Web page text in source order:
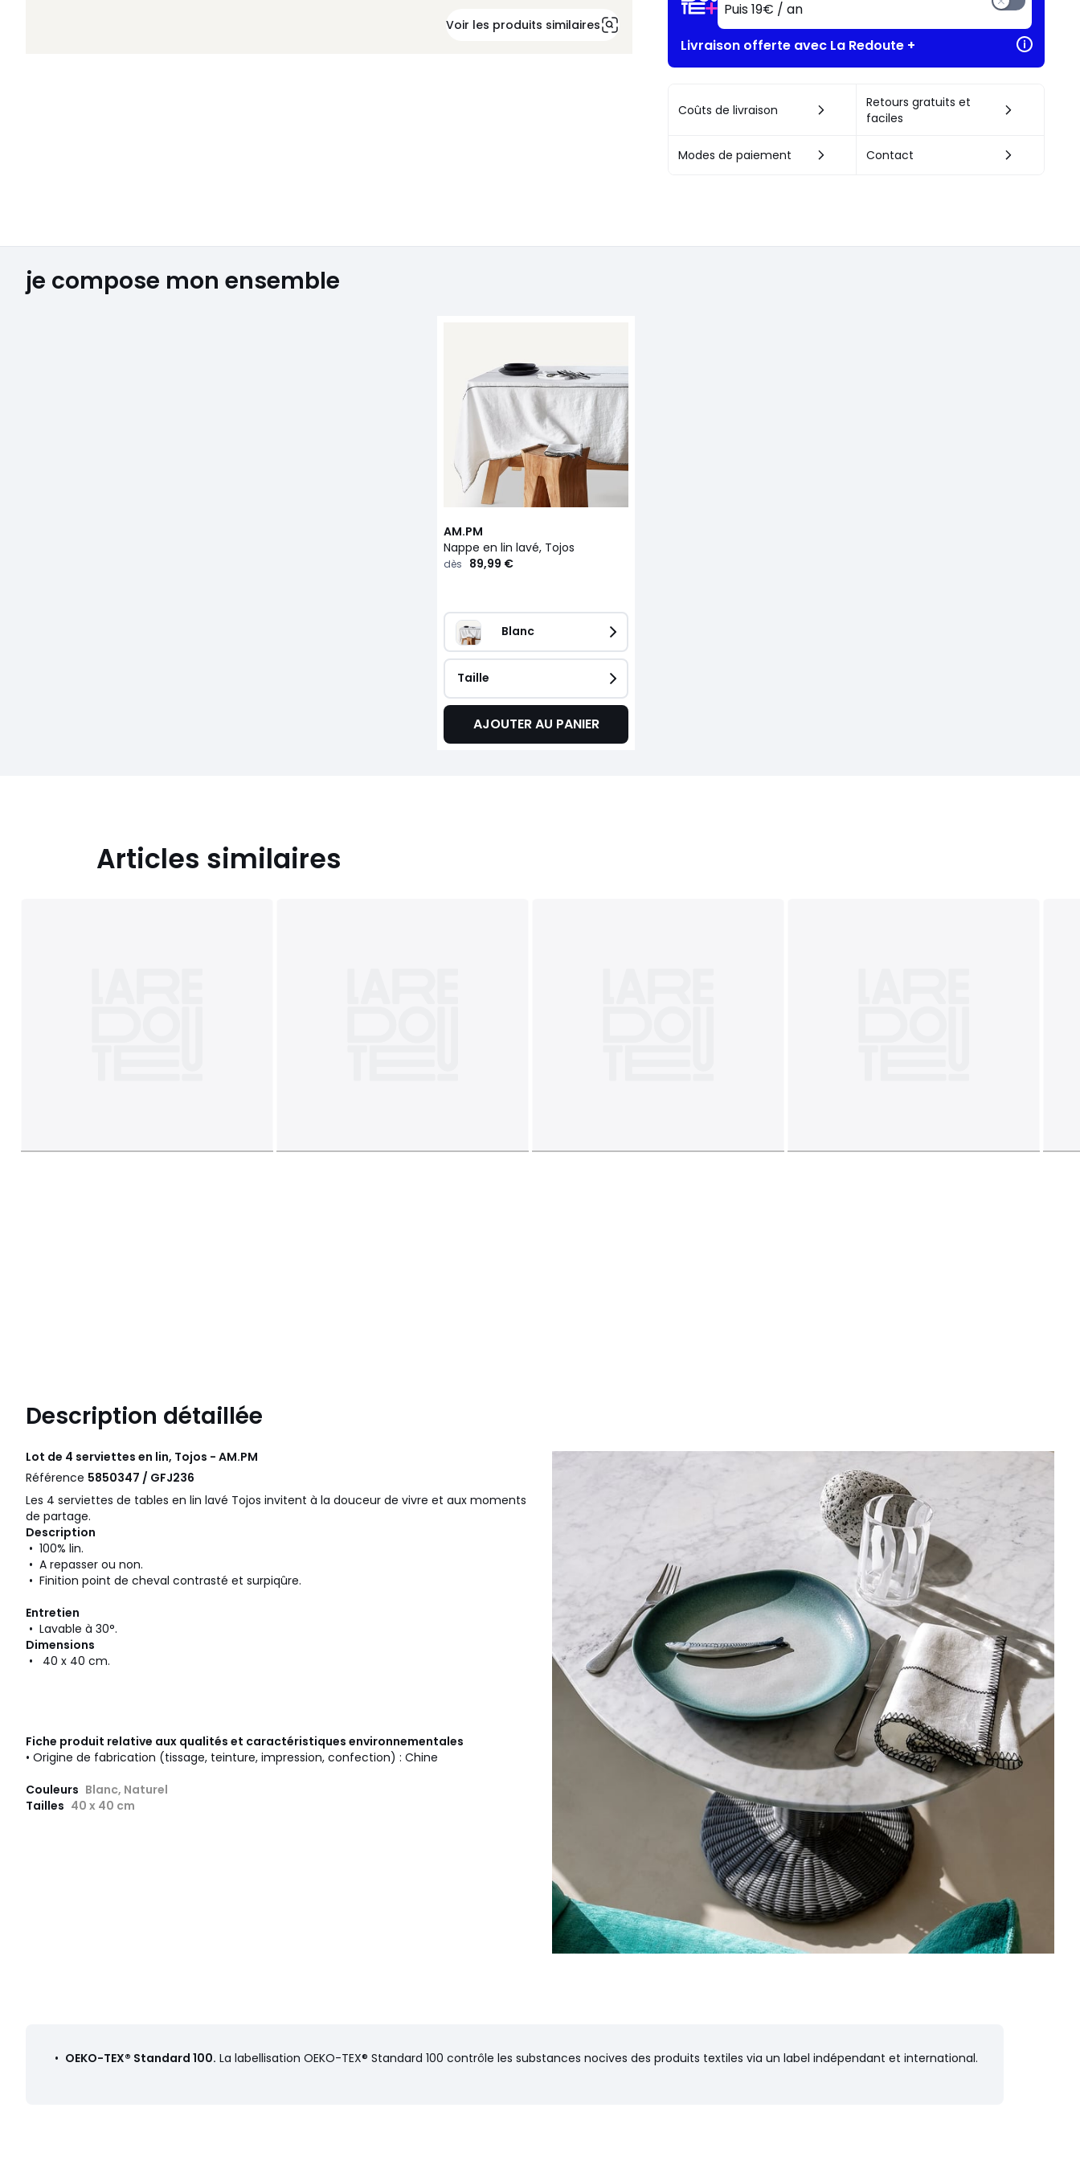
Voir les produits similaires
Puis 19€ / an
Livraison offerte avec La Redoute +
Coûts de livraison
Retours gratuits et
faciles
Modes de paiement Contact
je compose mon ensemble
AM.PM
Nappe en lin lavé, Tojos
dès 89,99 €
Blanc
Taille
AJOUTER AU PANIER
Articles similaires
Description détaillée
Lot de 4 serviettes en lin, Tojos - AM.PM
Référence 5850347 / GFJ236
Les 4 serviettes de tables en lin lavé Tojos invitent à la douceur de vivre et aux moments
de partage.
Description
• 100% lin.
• A repasser ou non.
• Finition point de cheval contrasté et surpiqûre.
Entretien
• Lavable à 30°.
Dimensions
• 40 x 40 cm.
Fiche produit relative aux qualités et caractéristiques environnementales
• Origine de fabrication (tissage, teinture, impression, confection) : Chine
Couleurs Blanc, Naturel
Tailles 40 x 40 cm
• OEKO-TEX® Standard 100. La labellisation OEKO-TEX® Standard 100 contrôle les substances nocives des produits textiles via un label indépendant et international.